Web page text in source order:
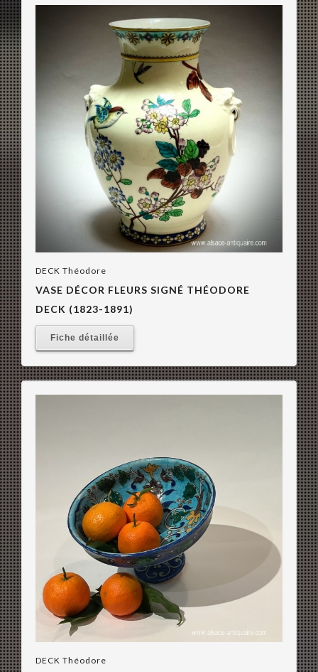
DECK Théodore
VASE DÉCOR FLEURS SIGNÉ THÉODORE
DECK (1823-1891)
Fiche détaillée
DECK Théodore